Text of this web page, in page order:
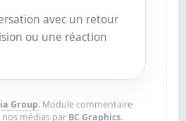
avec un retour
ou une réaction
Group. Module commentaire
médias par BC Graphics.